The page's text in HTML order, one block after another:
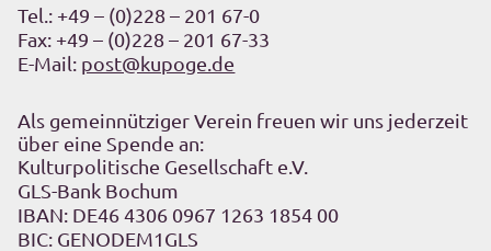
Tel.: +49 – (0)228 – 201 67-0
Fax: +49 – (0)228 – 201 67-33
E-Mail: post@kupoge.de
Als gemeinnütziger Verein freuen wir uns jederzeit
über eine Spende an:
Kulturpolitische Gesellschaft e.V.
GLS-Bank Bochum
IBAN: DE46 4306 0967 1263 1854 00
BIC: GENODEM1GLS